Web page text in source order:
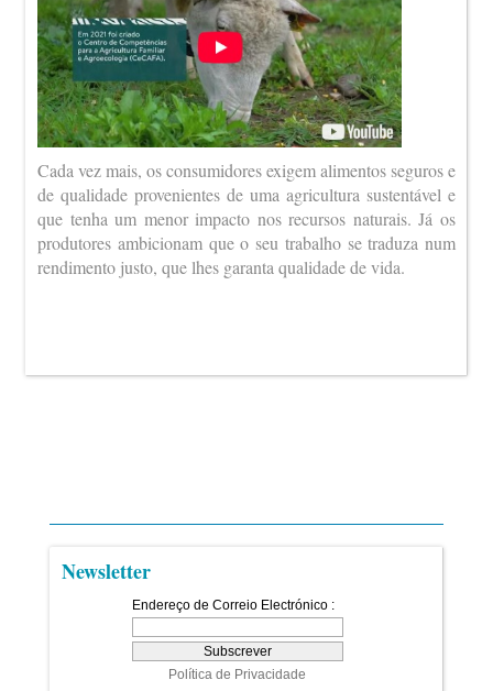
Cada vez mais, os consumidores exigem alimentos seguros e
de qualidade provenientes de uma agricultura sustentável e
que tenha um menor impacto nos recursos naturais. Já os
produtores ambicionam que o seu trabalho se traduza num
rendimento justo, que lhes garanta qualidade de vida.
Newsletter